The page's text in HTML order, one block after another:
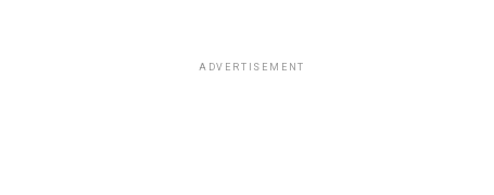
ADVERTISEMENT